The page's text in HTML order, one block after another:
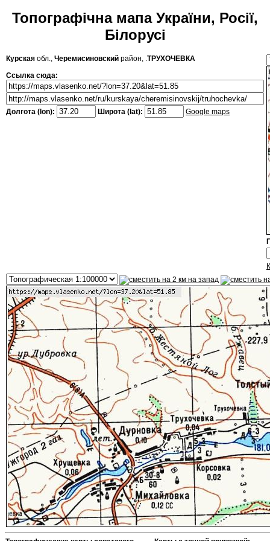
Топографічна мапа України, Росії,
Білорусі
Курская обл., Черемисиновский район, .ТРУХОЧЕВКА
Ссылка сюда:
Долгота (lon): Широта (lat): Google maps